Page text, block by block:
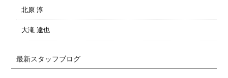
北原 淳
大滝 達也
最新スタッフブログ